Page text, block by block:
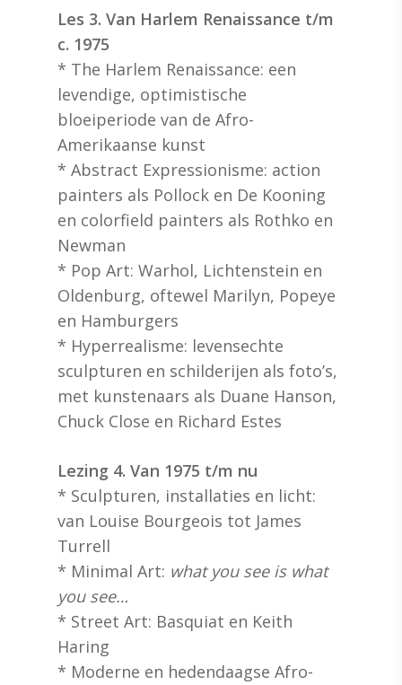
Les 3. Van Harlem Renaissance t/m
c. 1975
* The Harlem Renaissance: een
levendige, optimistische
bloeiperiode van de Afro-
Amerikaanse kunst
* Abstract Expressionisme: action
painters als Pollock en De Kooning
en colorfield painters als Rothko en
Newman
* Pop Art: Warhol, Lichtenstein en
Oldenburg, oftewel Marilyn, Popeye
en Hamburgers
* Hyperrealisme: levensechte
sculpturen en schilderijen als foto’s,
met kunstenaars als Duane Hanson,
Chuck Close en Richard Estes
Lezing 4. Van 1975 t/m nu
* Sculpturen, installaties en licht:
van Louise Bourgeois tot James
Turrell
* Minimal Art: what you see is what
you see…
* Street Art: Basquiat en Keith
Haring
* Moderne en hedendaagse Afro-